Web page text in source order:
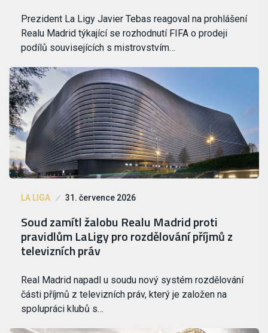
Prezident La Ligy Javier Tebas reagoval na prohlášení
Realu Madrid týkající se rozhodnutí FIFA o prodeji
podílů souvisejících s mistrovstvím…
LA LIGA 31. července 2026
Soud zamítl žalobu Realu Madrid proti
pravidlům LaLigy pro rozdělování příjmů z
televizních práv
Real Madrid napadl u soudu nový systém rozdělování
části příjmů z televizních práv, který je založen na
spolupráci klubů s…